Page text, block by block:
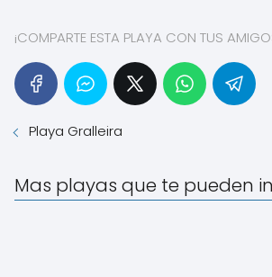
¡COMPARTE ESTA PLAYA CON TUS
Playa Gralleira
Mas playas que te pueden